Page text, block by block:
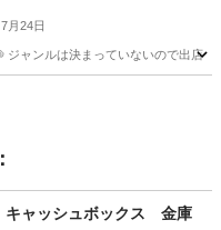
7月24日
ャンルは決まっていないので出店
ャッシュボックス 金庫